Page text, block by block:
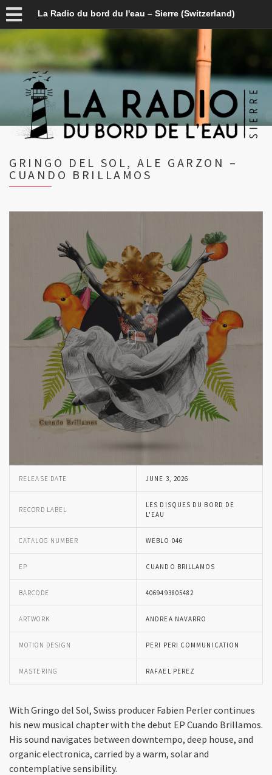
La Radio du bord du l'eau – Sierre (Switzerland)
GRINGO DEL SOL, ALE GARZON –
CUANDO BRILLAMOS
RELEASE DATE JUNE 3, 2026
RECORD LABEL
LES DISQUES DU BORD DE
L'EAU
CATALOG NUMBER WEBLO 046
EP CUANDO BRILLAMOS
BARCODE 4069493805482
ARTWORK ANDREA NAVARRO
MOTION DESIGN PERI PERI COMMUNICATION
MASTERING RAFAEL PEREZ
With Gringo del Sol, Swiss producer Fabien Perler continues
his new musical chapter with the debut EP Cuando Brillamos.
His sound navigates between downtempo, deep house, and
organic electronica, carried by a warm, solar and
contemplative sensibility.